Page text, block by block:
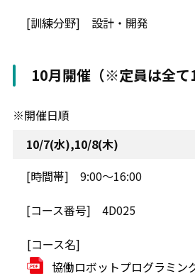
設計・開発
10月開催（※定員は全て
※開催日順
10/7(水),10/8(木)
9:00～16:00
4D025
協働ロボットプログラミン